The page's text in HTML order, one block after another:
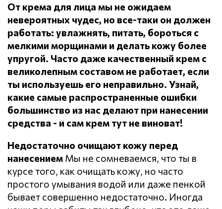
От крема для лица мы не ожидаем
невероятных чудес, но все-таки он должен
работать: увлажнять, питать, бороться с
мелкими морщинами и делать кожу более
упругой. Часто даже качественный крем с
великолепным составом не работает, если
ты используешь его неправильно. Узнай,
какие самые распространенные ошибки
большинство из нас делают при нанесении
средства - и сам крем тут не виноват!
Недостаточно очищают кожу перед
нанесением Мы не сомневаемся, что ты в
курсе того, как очищать кожу, но часто
простого умывания водой или даже пенкой
бывает совершенно недостаточно. Иногда